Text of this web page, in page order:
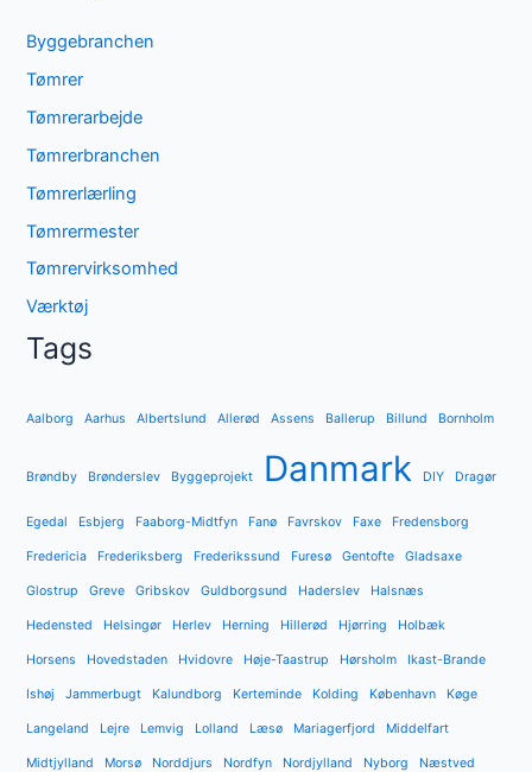
Byggebranchen
Tømrer
Tømrerarbejde
Tømrerbranchen
Tømrerlærling
Tømrermester
Tømrervirksomhed
Værktøj
Tags
Aalborg Aarhus Albertslund Allerød Assens Ballerup Billund Bornholm
Brøndby Brønderslev Byggeprojekt Danmark DIY Dragør
Egedal Esbjerg Faaborg-Midtfyn Fanø Favrskov Faxe Fredensborg
Fredericia Frederiksberg Frederikssund Furesø Gentofte Gladsaxe
Glostrup Greve Gribskov Guldborgsund Haderslev Halsnæs
Hedensted Helsingør Herlev Herning Hillerød Hjørring Holbæk
Horsens Hovedstaden Hvidovre Høje-Taastrup Hørsholm Ikast-Brande
Ishøj Jammerbugt Kalundborg Kerteminde Kolding København Køge
Langeland Lejre Lemvig Lolland Læsø Mariagerfjord Middelfart
Midtjylland Morsø Norddjurs Nordfyn Nordjylland Nyborg Næstved